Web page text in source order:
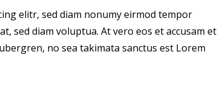
elitr, sed diam nonumy eirmod tempor
sed diam voluptua. At vero eos et accusam et
no sea takimata sanctus est Lorem